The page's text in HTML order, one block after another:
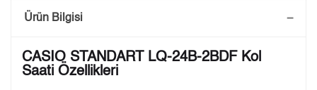
Saatini Kişiselleştir
arka kapağına gravür tekniği ile formda belirtmiş
olduğunuz şekilde işlenecektir.
Ürün Bilgisi
CASIO STANDART LQ-24B-2BDF Kol
Saati Özellikleri